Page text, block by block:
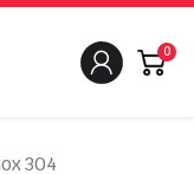
0
304